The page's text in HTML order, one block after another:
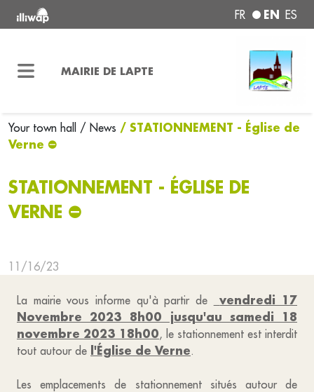
FR EN ES
MAIRIE DE LAPTE
Your town hall / News / STATIONNEMENT - Église de
Verne ⛔
STATIONNEMENT - ÉGLISE DE
VERNE ⛔
11/16/23
La mairie vous informe qu'à partir de
vendredi 17
Novembre 2023 8h00 jusqu'au samedi 18
novembre 2023 18h00, le stationnement est interdit
tout autour de l'Église de Verne.
Les emplacements de stationnement situés autour de